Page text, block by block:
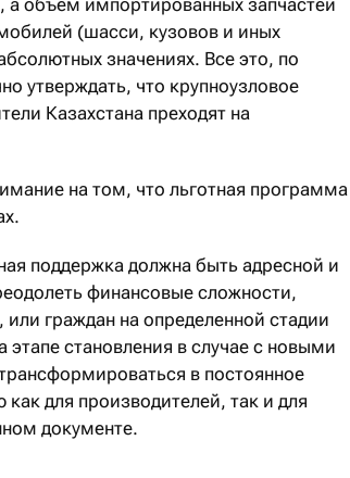
а объем импортированных запчастей
(шасси, кузовов и иных
значениях. Все это, по
утверждать, что крупноузловое
Казахстана преходят на
на том, что льготная программа
поддержка должна быть адресной и
финансовые сложности,
граждан на определенной стадии
становления в случае с новыми
в постоянное
для производителей, так и для
документе.